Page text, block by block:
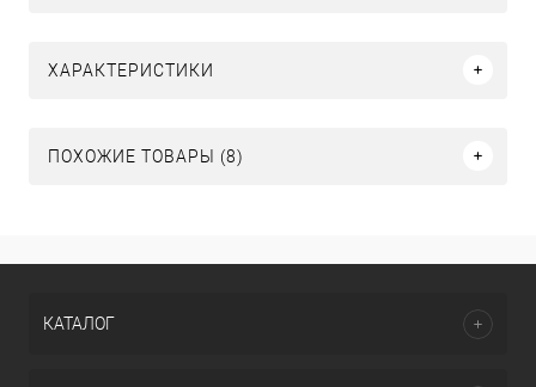
ХАРАКТЕРИСТИКИ
ПОХОЖИЕ ТОВАРЫ (8)
КАТАЛОГ